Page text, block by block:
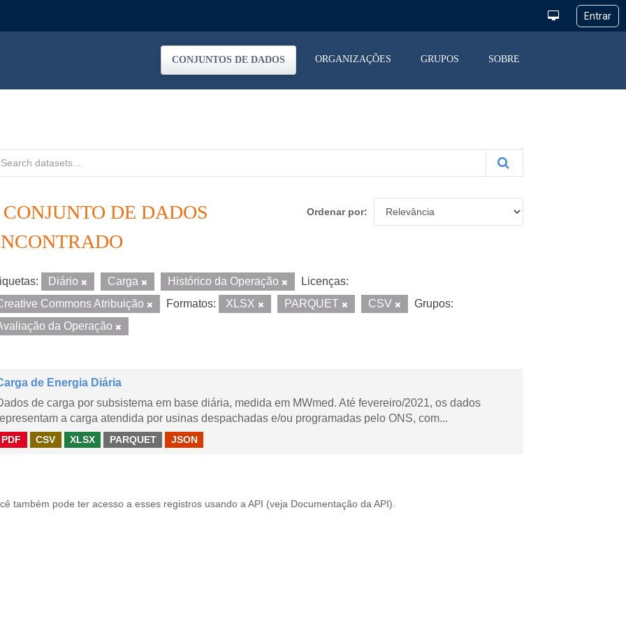
CONJUNTOS DE DADOS ORGANIZAÇÕES GRUPOS SOBRE
Ordenar por
CONJUNTO DE DADOS
Diário Carga Histórico da Operação
Licenças:
Commons Atribuição
Formatos: XLSX PARQUET CSV
Grupos:
da Operação
de Energia Diária
de carga por subsistema em base diária, medida em MWmed. Até fevereiro/2021, os dados
a carga atendida por usinas despachadas e/ou programadas pelo ONS, com...
PDF CSV XLSX PARQUET JSON
também pode ter acesso a esses registros usando a API (veja Documentação da API ).